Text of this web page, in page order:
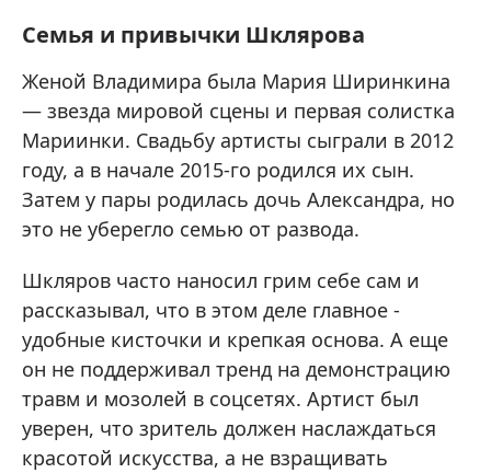
Семья и привычки Шклярова
Женой Владимира была Мария Ширинкина
— звезда мировой сцены и первая солистка
Мариинки. Свадьбу артисты сыграли в 2012
году, а в начале 2015-го родился их сын.
Затем у пары родилась дочь Александра, но
это не уберегло семью от развода.
Шкляров часто наносил грим себе сам и
рассказывал, что в этом деле главное -
удобные кисточки и крепкая основа. А еще
он не поддерживал тренд на демонстрацию
травм и мозолей в соцсетях. Артист был
уверен, что зритель должен наслаждаться
красотой искусства, а не взращивать